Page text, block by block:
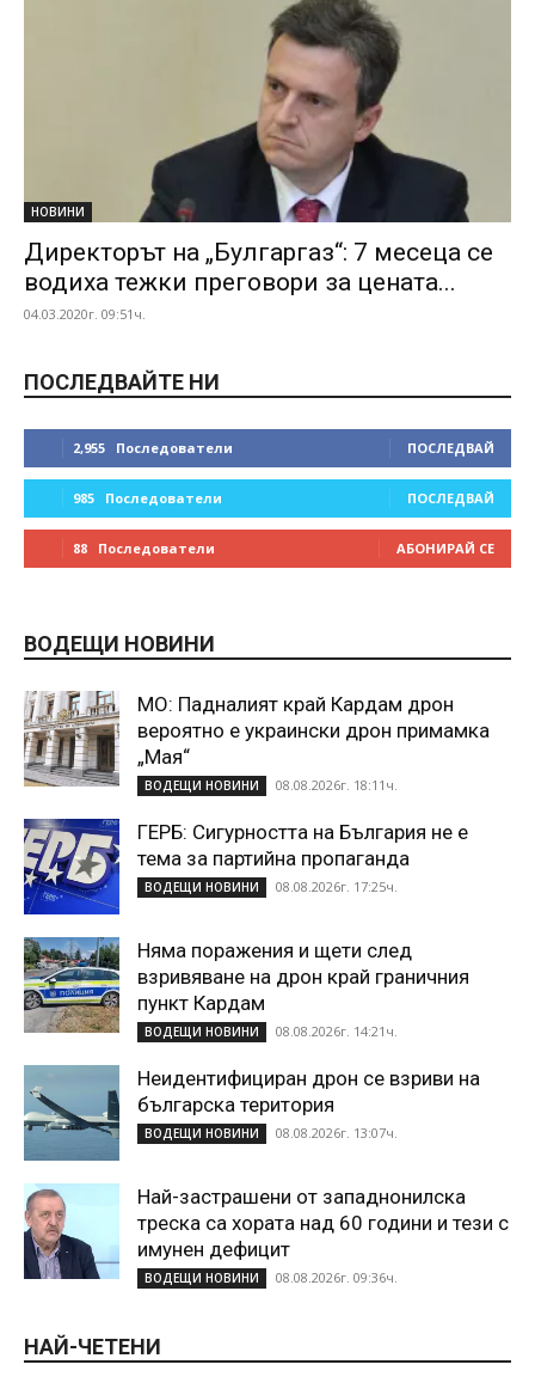
НОВИНИ
Директорът на „Булгаргаз“: 7 месеца се
водиха тежки преговори за цената...
04.03.2020г. 09:51ч.
ПОСЛЕДВАЙТЕ НИ
2,955 Последователи ПОСЛЕДВАЙ
985 Последователи ПОСЛЕДВАЙ
88 Последователи АБОНИРАЙ СЕ
ВОДЕЩИ НОВИНИ
МО: Падналият край Кардам дрон
вероятно е украински дрон примамка
„Мая“
ВОДЕЩИ НОВИНИ 08.08.2026г. 18:11ч.
ГЕРБ: Сигурността на България не е
тема за партийна пропаганда
ВОДЕЩИ НОВИНИ 08.08.2026г. 17:25ч.
Няма поражения и щети след
взривяване на дрон край граничния
пункт Кардам
ВОДЕЩИ НОВИНИ 08.08.2026г. 14:21ч.
Неидентифициран дрон се взриви на
българска територия
ВОДЕЩИ НОВИНИ 08.08.2026г. 13:07ч.
Най-застрашени от западнонилска
треска са хората над 60 години и тези с
имунен дефицит
ВОДЕЩИ НОВИНИ 08.08.2026г. 09:36ч.
НАЙ-ЧЕТЕНИ